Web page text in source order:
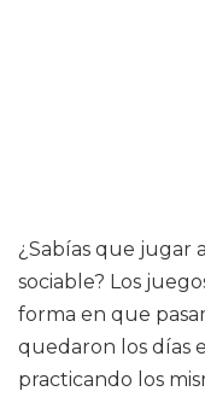
¿Sabías que jugar
sociable? Los
forma en que
quedaron los días
practicando los